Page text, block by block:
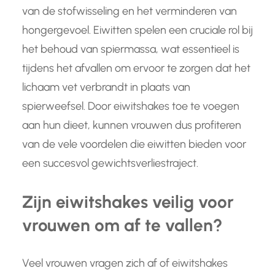
van de stofwisseling en het verminderen van
hongergevoel. Eiwitten spelen een cruciale rol bij
het behoud van spiermassa, wat essentieel is
tijdens het afvallen om ervoor te zorgen dat het
lichaam vet verbrandt in plaats van
spierweefsel. Door eiwitshakes toe te voegen
aan hun dieet, kunnen vrouwen dus profiteren
van de vele voordelen die eiwitten bieden voor
een succesvol gewichtsverliestraject.
Zijn eiwitshakes veilig voor
vrouwen om af te vallen?
Veel vrouwen vragen zich af of eiwitshakes